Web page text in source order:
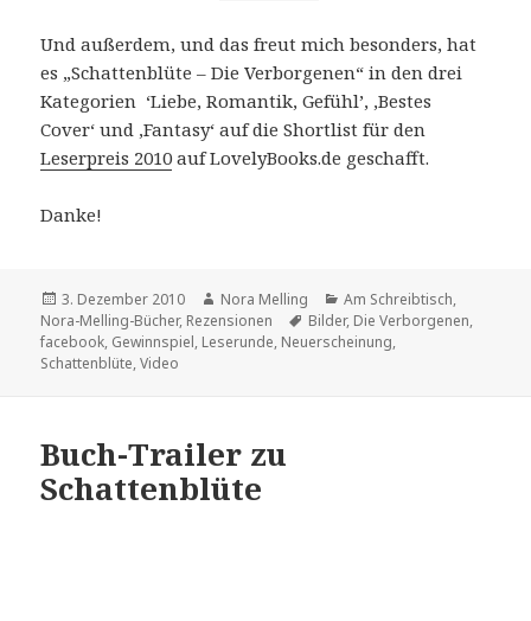
Und außerdem, und das freut mich besonders, hat
es „Schattenblüte – Die Verborgenen“ in den drei
Kategorien ‘Liebe, Romantik, Gefühl’, ‚Bestes
Cover‘ und ‚Fantasy‘ auf die Shortlist für den
Leserpreis 2010 auf LovelyBooks.de geschafft.
Danke!
Veröffentlicht
am
3. Dezember 2010 Autor
Nora Melling Kategorien
Am Schreibtisch,
Nora-Melling-Bücher, Rezensionen Schlagwörter
Bilder, Die Verborgenen,
facebook, Gewinnspiel, Leserunde, Neuerscheinung,
Schattenblüte,Video
Buch-Trailer zu
Schattenblüte